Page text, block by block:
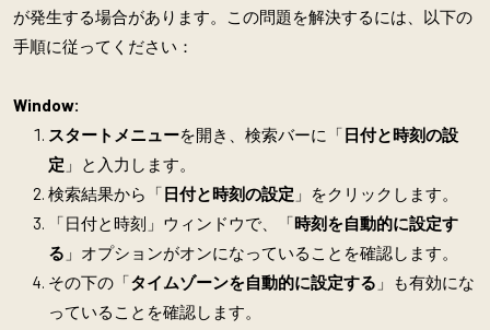
が発生する場合があります。この問題を解決するには、以下の
手順に従ってください：
Window:
スタートメニューを開き、検索バーに「日付と時刻の設
定 」と入力します。
検索結果から「日付と時刻の設定 」をクリックします。
「日付と時刻」ウィンドウで、「時刻を自動的に設定す
る 」オプションがオンになっていることを確認します。
その下の「タイムゾーンを自動的に設定する 」も有効にな
っていることを確認します。